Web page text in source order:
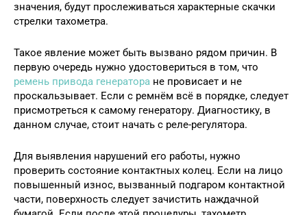
значения, будут прослеживаться характерные скачки
стрелки тахометра.
Такое явление может быть вызвано рядом причин. В
первую очередь нужно удостовериться в том, что
ремень привода генератора не провисает и не
проскальзывает. Если с ремнём всё в порядке, следует
присмотреться к самому генератору. Диагностику, в
данном случае, стоит начать с реле-регулятора.
Для выявления нарушений его работы, нужно
проверить состояние контактных колец. Если на лицо
повышенный износ, вызванный подгаром контактной
части, поверхность следует зачистить наждачной